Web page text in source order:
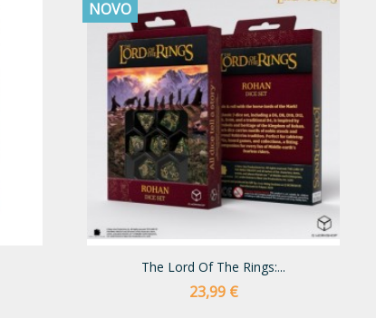
The Lord Of The Rings:...
Preço
23,99 €
NOVO